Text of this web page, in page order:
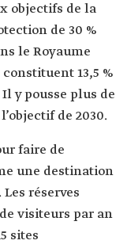
objectifs de la
de 30 %
le Royaume
13,5 %
y pousse plus de
de 2030.
faire de
une destination
réserves
visiteurs par an
sites